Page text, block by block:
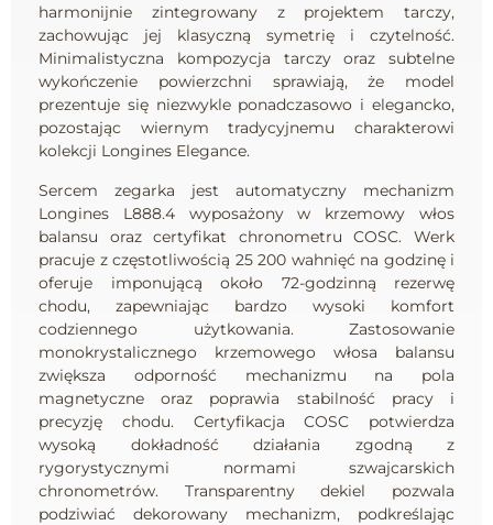
harmonijnie zintegrowany z projektem tarczy,
zachowując jej klasyczną symetrię i czytelność.
Minimalistyczna kompozycja tarczy oraz subtelne
wykończenie powierzchni sprawiają, że model
prezentuje się niezwykle ponadczasowo i elegancko,
pozostając wiernym tradycyjnemu charakterowi
kolekcji Longines Elegance.
Sercem zegarka jest automatyczny mechanizm
Longines L888.4 wyposażony w krzemowy włos
balansu oraz certyfikat chronometru COSC. Werk
pracuje z częstotliwością 25 200 wahnięć na godzinę i
oferuje imponującą około 72-godzinną rezerwę
chodu, zapewniając bardzo wysoki komfort
codziennego użytkowania. Zastosowanie
monokrystalicznego krzemowego włosa balansu
zwiększa odporność mechanizmu na pola
magnetyczne oraz poprawia stabilność pracy i
precyzję chodu. Certyfikacja COSC potwierdza
wysoką dokładność działania zgodną z
rygorystycznymi normami szwajcarskich
chronometrów. Transparentny dekiel pozwala
podziwiać dekorowany mechanizm, podkreślając